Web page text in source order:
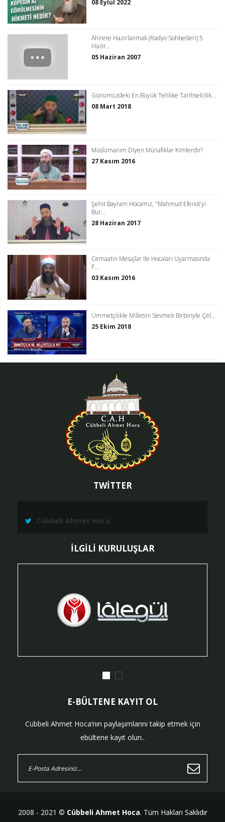
08 Eylül 2022
Ahirete Hazırlanmak (Radyo Sohbetleri) 5
Hazir...
05 Haziran 2007
Günümüzdeki En Büyük Tehlike Tarihselcilik...
08 Mart 2018
Müslümanım Diyen Münafıklar Kimlerdir?
27 Kasım 2016
Şehit Bayram Hocamız, "Mahmud Efendi’yi
Bur...
28 Haziran 2017
Cemaatin Mesajlar İle Hocaları Uyarmasında
F...
03 Kasım 2016
Ümmetçilikle Milletini Sevmek Birbiriyle Çel...
25 Ekim 2018
TWİTTER
Cübbeli Ahmet Hoca
İLGİLİ KURULUŞLAR
E-BÜLTENE KAYIT OL
Cübbeli Ahmet Hoca’nın paylaşımlarını takip etmek için
ebültene kayıt olun..
2008 - 2021 © Cübbeli Ahmet Hoca. Tüm Hakları Saklıdır